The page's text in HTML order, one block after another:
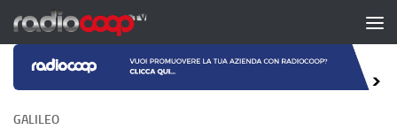
Salta al contenuto
GALILEO